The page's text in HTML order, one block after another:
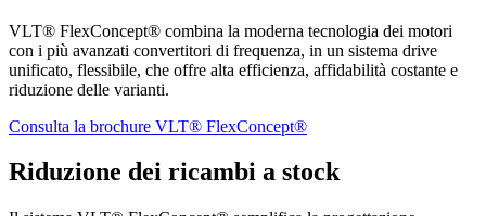
VLT® FlexConcept® combina la moderna tecnologia dei motori
con i più avanzati convertitori di frequenza, in un sistema drive
unificato, flessibile, che offre alta efficienza, affidabilità costante e
riduzione delle varianti.
Consulta la brochure VLT® FlexConcept®
Riduzione dei ricambi a stock